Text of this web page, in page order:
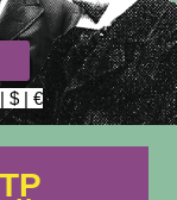
| €